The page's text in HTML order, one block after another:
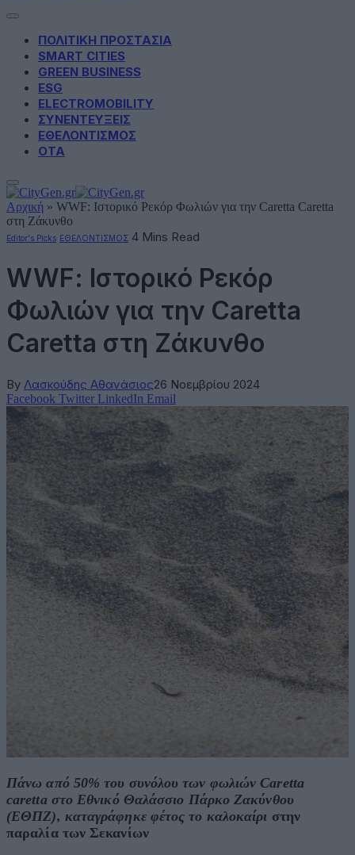
ΠΟΛΙΤΙΚΗ ΠΡΟΣΤΑΣΙΑ
SMART CITIES
GREEN BUSINESS
ESG
ELECTROMOBILITY
ΣΥΝΕΝΤΕΥΞΕΙΣ
ΕΘΕΛΟΝΤΙΣΜΟΣ
ΟΤΑ
Αρχική » WWF: Ιστορικό Ρεκόρ Φωλιών για την Caretta Caretta
στη Ζάκυνθο
Editor's Picks ΕΘΕΛΟΝΤΙΣΜΟΣ 4 Mins Read
WWF: Ιστορικό Ρεκόρ
Φωλιών για την Caretta
Caretta στη Ζάκυνθο
By Λασκούδης Αθανάσιος26 Νοεμβρίου 2024
Facebook Twitter LinkedIn Email
Πάνω από 50% του συνόλου των φωλιών Caretta
caretta στο Εθνικό Θαλάσσιο Πάρκο Ζακύνθου
(ΕΘΠΖ), καταγράφηκε φέτος το καλοκαίρι στην
παραλία των Σεκανίων